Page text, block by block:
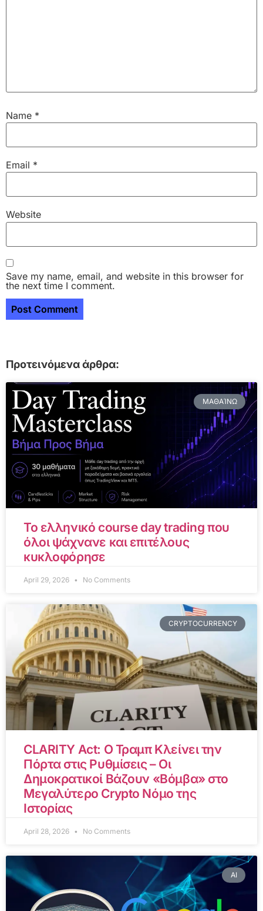
Name *
Email *
Website
Save my name, email, and website in this browser for
the next time I comment.
Προτεινόμενα άρθρα:
ΜΑΘΑΊΝΩ
Το ελληνικό course day trading που
όλοι ψάχνανε και επιτέλους
κυκλοφόρησε
April 29, 2026 No Comments
CRYPTOCURRENCY
CLARITY Act: Ο Τραμπ Κλείνει την
Πόρτα στις Ρυθμίσεις – Οι
Δημοκρατικοί Βάζουν «Βόμβα» στο
Μεγαλύτερο Crypto Νόμο της
Ιστορίας
April 28, 2026 No Comments
AI